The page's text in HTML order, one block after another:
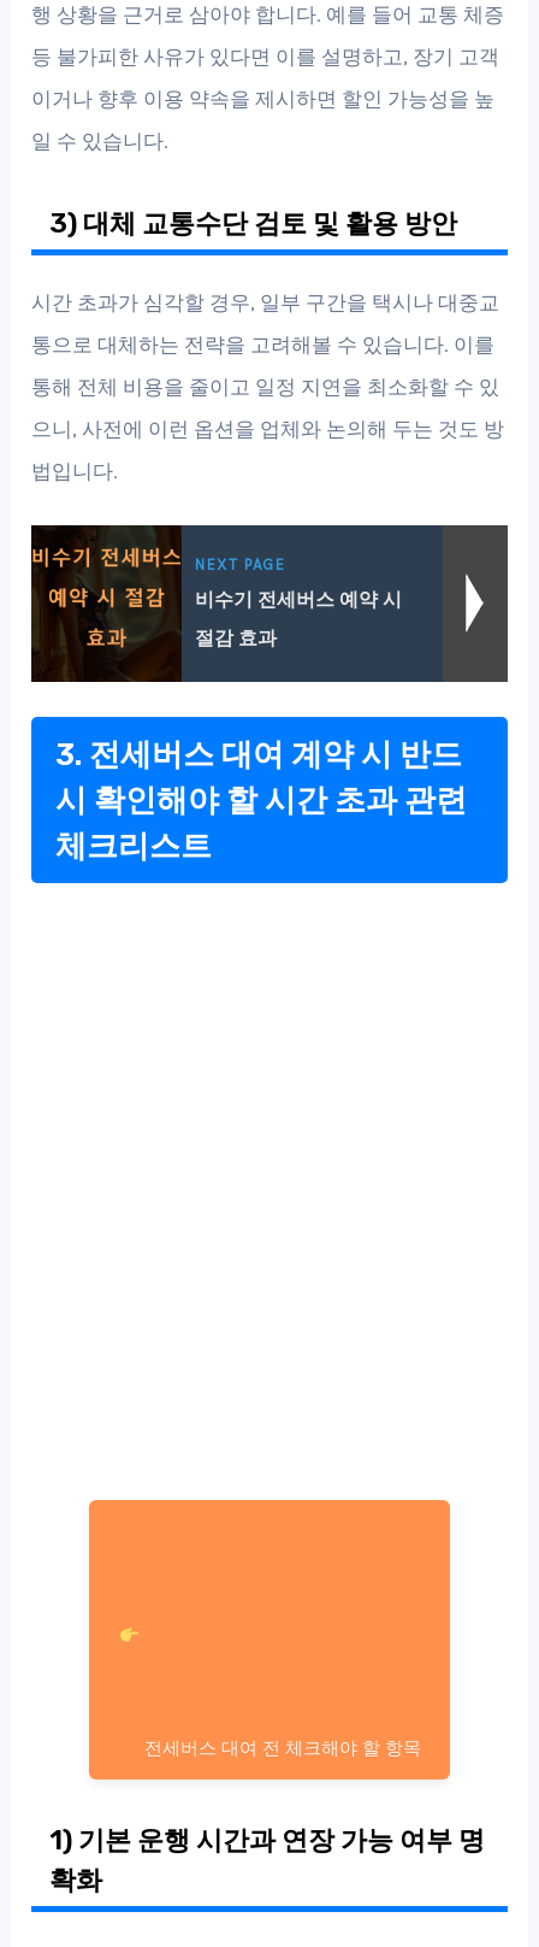
행 상황을 근거로 삼아야 합니다. 예를 들어 교통 체증
등 불가피한 사유가 있다면 이를 설명하고, 장기 고객
이거나 향후 이용 약속을 제시하면 할인 가능성을 높
일 수 있습니다.
3) 대체 교통수단 검토 및 활용 방안
시간 초과가 심각할 경우, 일부 구간을 택시나 대중교
통으로 대체하는 전략을 고려해볼 수 있습니다. 이를
통해 전체 비용을 줄이고 일정 지연을 최소화할 수 있
으니, 사전에 이런 옵션을 업체와 논의해 두는 것도 방
법입니다.
NEXT PAGE
비수기 전세버스 예약 시
절감 효과
3. 전세버스 대여 계약 시 반드
시 확인해야 할 시간 초과 관련
체크리스트
전세버스 대여 전 체크해야 할 항목
1) 기본 운행 시간과 연장 가능 여부 명
확화